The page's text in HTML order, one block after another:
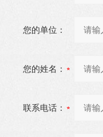
您的单位：
您的姓名：
联系电话：